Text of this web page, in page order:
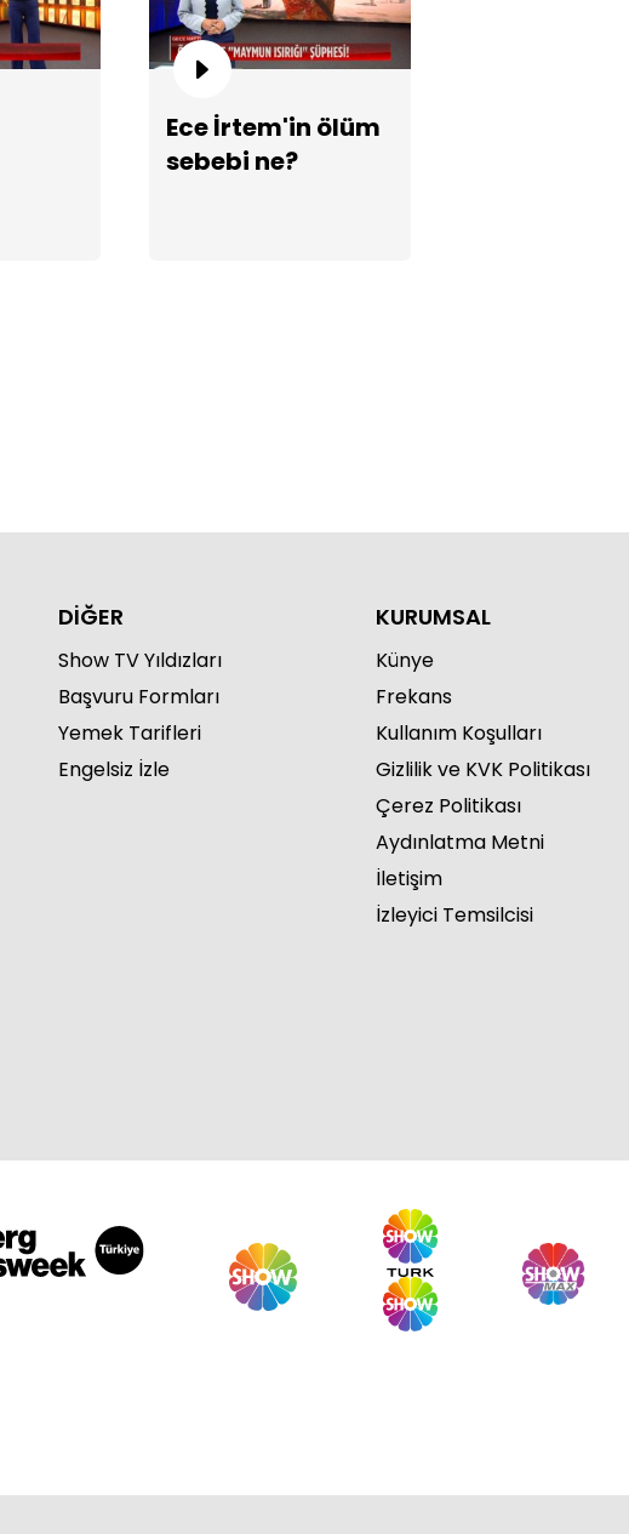
35 yaşında kahreden veda!
Ece İrtem'in ölüm
sebebi ne?
DİĞER
Show TV Yıldızları
Başvuru Formları
Yemek Tarifleri
Engelsiz İzle
KURUMSAL
Künye
Frekans
Kullanım Koşulları
Gizlilik ve KVK Politikası
Çerez Politikası
Aydınlatma Metni
İletişim
İzleyici Temsilcisi